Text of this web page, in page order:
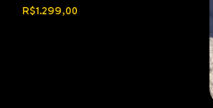
R$1.299,00